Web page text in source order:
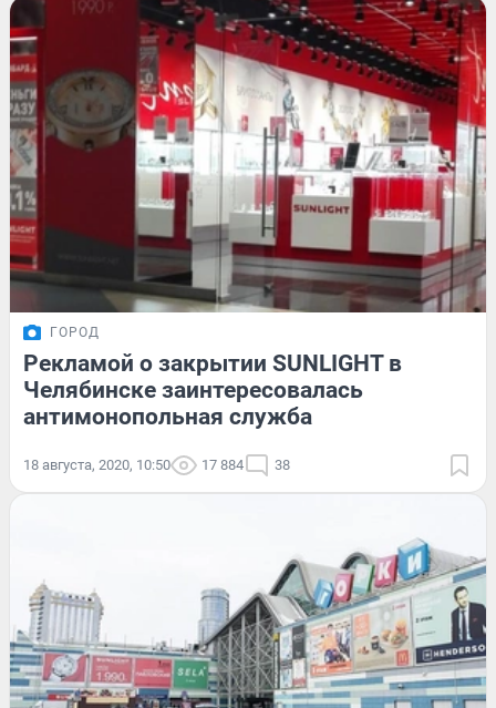
ГОРОД
Рекламой о закрытии SUNLIGHT в
Челябинске заинтересовалась
антимонопольная служба
18 августа, 2020, 10:50 17 884 38